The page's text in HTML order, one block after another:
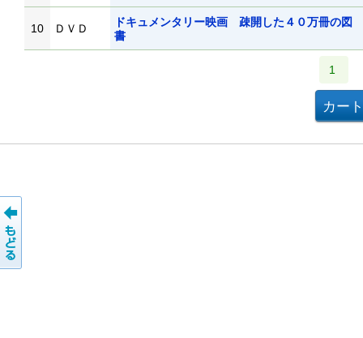
10 ＤＶＤ
ドキュメンタリー映画 疎開した４０万冊の図
書
1